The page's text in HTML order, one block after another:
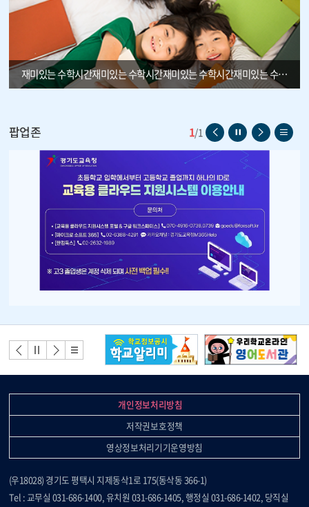
재미있는 수학시간재미있는 수학시간재미있는 수학시간재미있는 수학시간재미있는 수학시간
팝업존 1/1
이
전
이
지
일
시
정
지
다
음
리
배
너
모
음
배너
이전
배너
정지
배너
다음
배너
리스
트
개인정보처리방침
저작권보호정책
영상정보처리기기운영방침
(우18028) 경기도 평택시 지제동삭1로 175(동삭동 366-1)
Tel : 교무실 031-686-1400, 유치원 031-686-1405, 행정실 031-686-1402, 당직실